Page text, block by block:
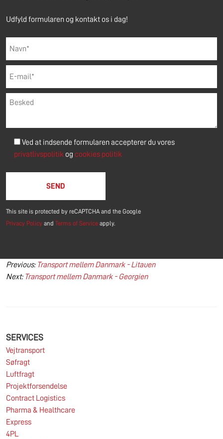
Udfyld formularen og kontakt os i dag!
Ved at indsende formularen accepterer du vores
privatlivspolitik og cookies politik
This site is protected by reCAPTCHA and the Google
Privacy Policy and Terms of Service apply.
Indlægsnavigation
Previous: Transport mellem Danmark - Litauen
Next: Transport mellem Danmark - Georgien
SERVICES
Vejtransport
Søfragt
Luftfragt
Projektforsendelse
Contract Logistics
Pharma & Healthcare
Express
4PL